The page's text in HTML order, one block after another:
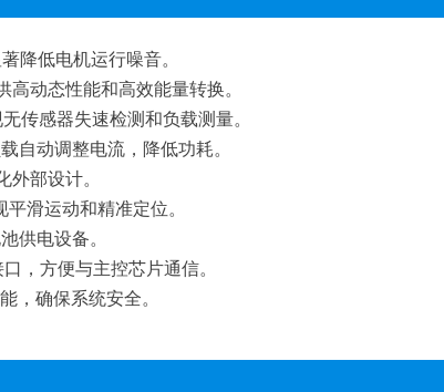
降低电机运行噪音。
动态性能和高效能量转换。
传感器失速检测和负载测量。
自动调整电流，降低功耗。
部设计。
滑运动和精准定位。
供电设备。
，方便与主控芯片通信。
，确保系统安全。